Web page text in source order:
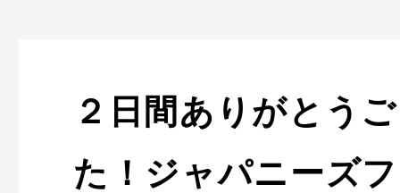
２日間ありがとう
た！ジャパニーズ